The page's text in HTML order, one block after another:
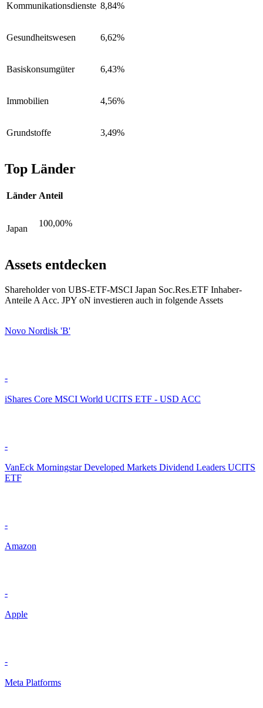
Kommunikationsdienste 8,84%
Gesundheitswesen 6,62%
Basiskonsumgüter 6,43%
Immobilien 4,56%
Grundstoffe 3,49%
Top Länder
Länder Anteil
Japan
100,00%
Assets entdecken
Shareholder von UBS-ETF-MSCI Japan Soc.Res.ETF Inhaber-
Anteile A Acc. JPY oN investieren auch in folgende Assets
Novo Nordisk 'B'
-
iShares Core MSCI World UCITS ETF - USD ACC
-
VanEck Morningstar Developed Markets Dividend Leaders UCITS
ETF
-
Amazon
-
Apple
-
Meta Platforms